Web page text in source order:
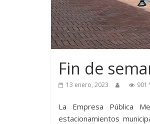
Fin de
13 enero, 2023 901
La Empresa Pública
estacionamientos